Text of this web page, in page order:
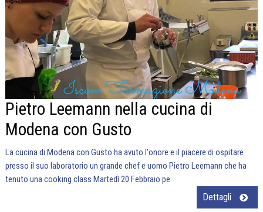
Pietro Leemann nella cucina di
Modena con Gusto
La cucina di Modena con Gusto ha avuto l'onore e il piacere di ospitare
presso il suo laboratorio un grande chef e uomo Pietro Leemann che ha
tenuto una cooking class Martedì 20 Febbraio pe
Dettagli